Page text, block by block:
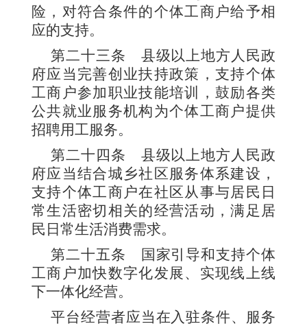
险，对符合条件的个体工商户给予相
应的支持。
第二十三条 县级以上地方人民政
府应当完善创业扶持政策，支持个体
工商户参加职业技能培训，鼓励各类
公共就业服务机构为个体工商户提供
招聘用工服务。
第二十四条 县级以上地方人民政
府应当结合城乡社区服务体系建设，
支持个体工商户在社区从事与居民日
常生活密切相关的经营活动，满足居
民日常生活消费需求。
第二十五条
国家引导和支持个体
工商户加快数字化发展、实现线上线
下一体化经营。
平台经营者应当在入驻条件、服务